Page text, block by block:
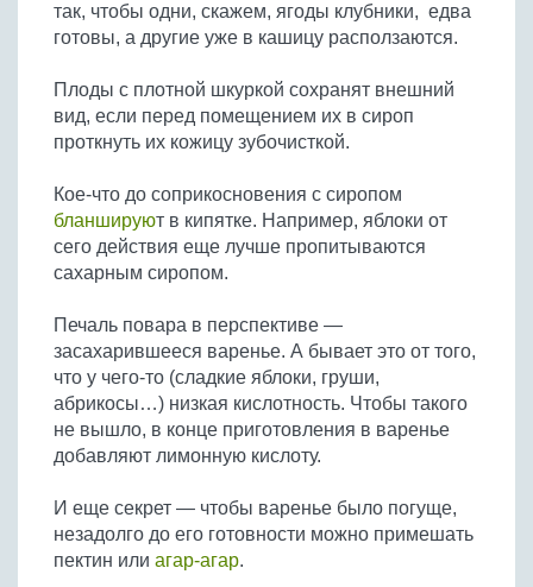
так, чтобы одни, скажем, ягоды клубники, едва
готовы, а другие уже в кашицу расползаются.
Плоды с плотной шкуркой сохранят внешний
вид, если перед помещением их в сироп
проткнуть их кожицу зубочисткой.
Кое-что до соприкосновения с сиропом
бланшируют в кипятке. Например, яблоки от
сего действия еще лучше пропитываются
сахарным сиропом.
Печаль повара в перспективе —
засахарившееся варенье. А бывает это от того,
что у чего-то (сладкие яблоки, груши,
абрикосы…) низкая кислотность. Чтобы такого
не вышло, в конце приготовления в варенье
добавляют лимонную кислоту.
И еще секрет — чтобы варенье было погуще,
незадолго до его готовности можно примешать
пектин или агар-агар.